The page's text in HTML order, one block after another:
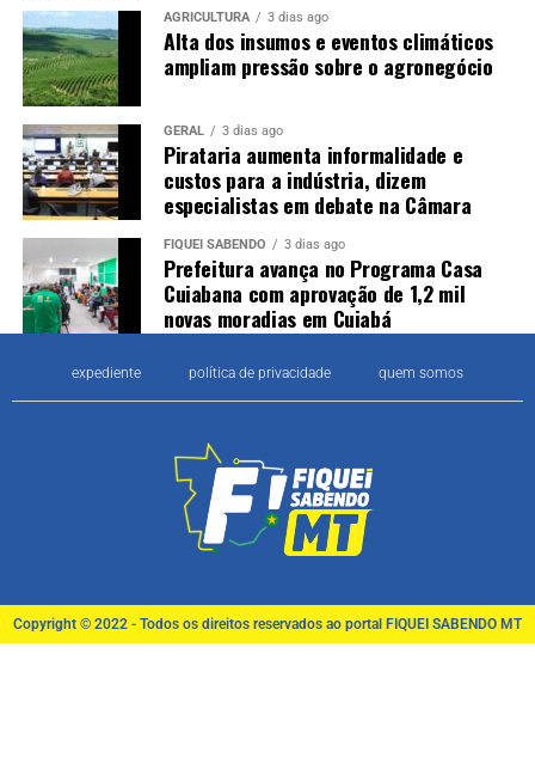
AGRICULTURA 3 dias ago
Alta dos insumos e eventos climáticos
ampliam pressão sobre o agronegócio
GERAL 3 dias ago
Pirataria aumenta informalidade e
custos para a indústria, dizem
especialistas em debate na Câmara
FIQUEI SABENDO 3 dias ago
Prefeitura avança no Programa Casa
Cuiabana com aprovação de 1,2 mil
novas moradias em Cuiabá
expediente política de privacidade quem somos
Copyright © 2022 - Todos os direitos reservados ao portal FIQUEI SABENDO MT